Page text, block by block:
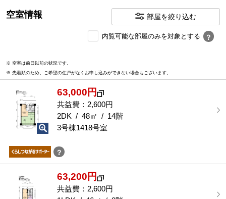
空室情報 部屋を絞り込む
な
屋
を
選
す
内覧可能な部屋のみを対象とする ？
※ 空室は前日以前の状況です。
※ 先着順のため、ご希望の住戸がなくお申し込みができない場合もございます。
63,000円
共益費：2,600円
2DK / 48㎡ / 14階
3号棟1418号室
？
63,200円
共益費：2,600円